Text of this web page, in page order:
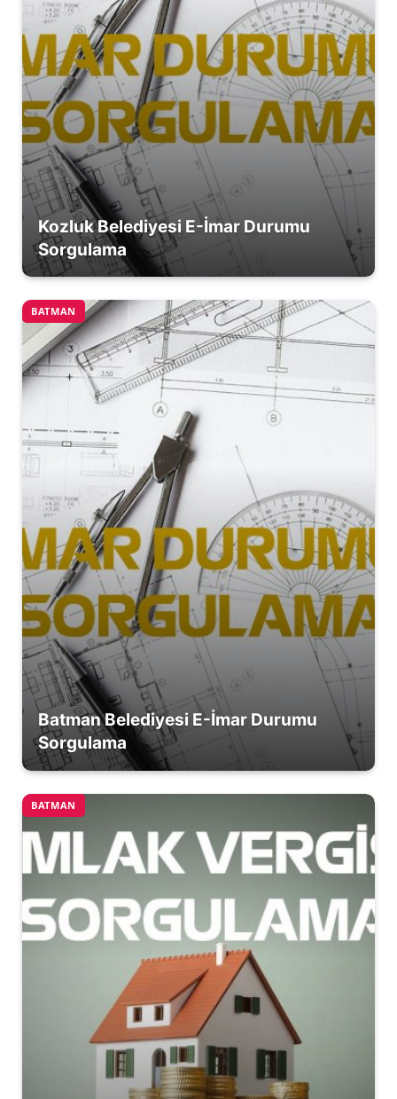
Kozluk Belediyesi E-İmar Durumu
Sorgulama
BATMAN
Batman Belediyesi E-İmar Durumu
Sorgulama
BATMAN